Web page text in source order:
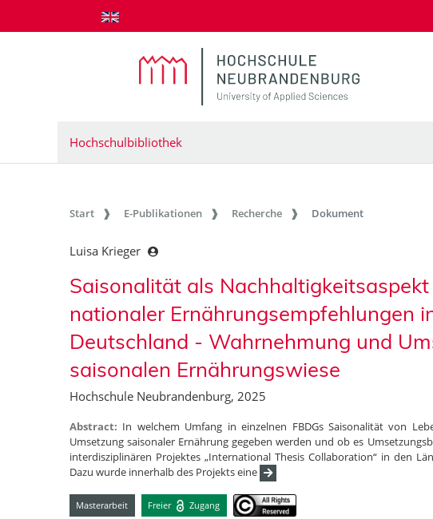
zum Inhalt springen
Hochschulbibliothek
Start E-Publikationen Recherche Dokument
Luisa Krieger
Saisonalität als
nationaler Ernährungsempfehlungen
Deutschland - Wahrnehmung und
saisonalen Ernährungswiese
Hochschule Neubrandenburg, 2025
Abstract: In welchem Umfang in einzelnen FBDGs Saisonalität von
Umsetzung saisonaler Ernährung gegeben werden und ob es
interdisziplinären Projektes „International Thesis Collaboration“ in den
Dazu wurde innerhalb des Projekts eine
Masterarbeit Freier Zugang